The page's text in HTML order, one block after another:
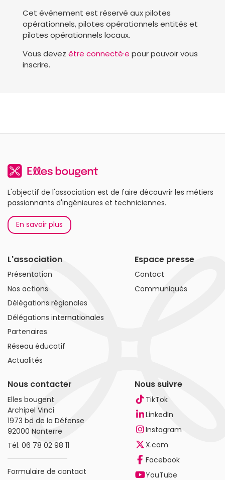
Cet événement est réservé aux pilotes
opérationnels, pilotes opérationnels entités et
pilotes opérationnels locaux.
Vous devez être connecté·e pour pouvoir vous
inscrire.
L'objectif de l'association est de faire découvrir les métiers
passionnants d'ingénieures et techniciennes.
En savoir plus
L'association
Présentation
Nos actions
Délégations régionales
Délégations internationales
Partenaires
Réseau éducatif
Actualités
Espace presse
Contact
Communiqués
Nous contacter
Elles bougent
Archipel Vinci
1973 bd de la Défense
92000 Nanterre
Tél. 06 78 02 98 11
Formulaire de contact
Nous suivre
TikTok
LinkedIn
Instagram
X.com
Facebook
YouTube